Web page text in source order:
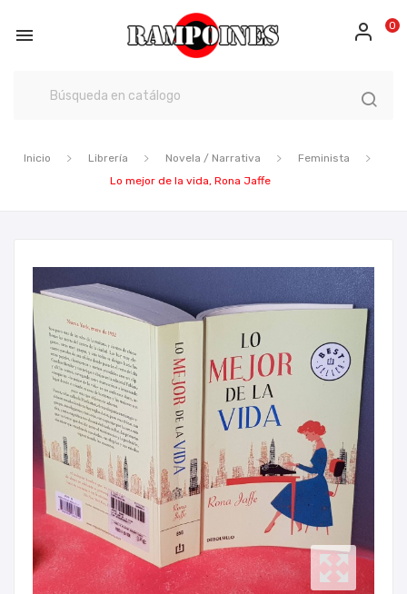
 0
Inicio Librería Novela / Narrativa
Feminista
Lo mejor de la vida, Rona Jaffe